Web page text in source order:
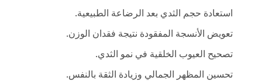
استعادة حجم الثدي بعد الرضاعة الطبيعية.
تعويض الأنسجة المفقودة نتيجة فقدان الوزن.
تصحيح العيوب الخلقية في نمو الثدي.
تحسين المظهر الجمالي وزيادة الثقة بالنفس.